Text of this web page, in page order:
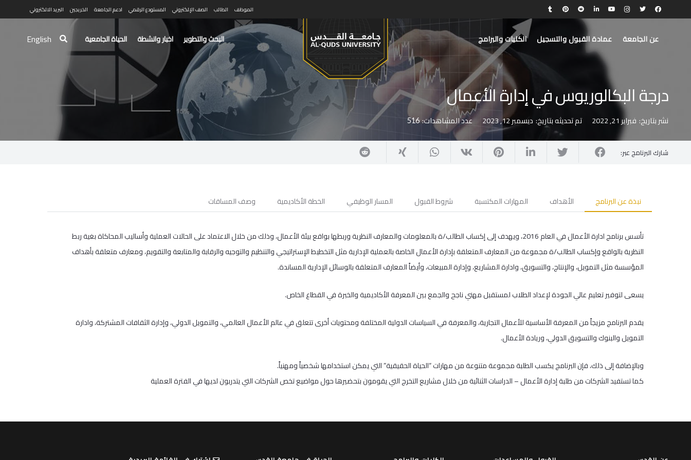
الموظف الطالب الصف الإلكتروني المستودع الرقمي ادعم الجامعة الخريجين البريد الالكتروني
عن الجامعة عمادة القبول والتسجيل الكليات والبرامج البحث والتطوير اخبار وانشطة الحياة الجامعية English
درجة البكالوريوس في إدارة الأعمال
نشر بتاريخ: فبراير 21, 2022 تم تحديثه بتاريخ: ديسمبر 12, 2023 عدد المشاهدات: 516
شارك البرنامج عبر:
نبذة عن البرنامج الأهداف المهارات المكتسبة شروط القبول المسار الوظيفي الخطة الأكاديمية وصف المساقات
تأسس برنامج ادارة الأعمال في العام 2016، ويهدف إلى إكساب الطالب/ة بالمعلومات والمعارف النظرية وربطها بواقع بيئة الأعمال، وذلك من خلال الاعتماد على الحالات العملية وأساليب المحاكاة بغية ربط
النظرية بالواقع وإكساب الطالب/ة مجموعة من المعارف المتعلقة بإدارة الأعمال الخاصة بالعملية الإدارية مثل التخطيط الإستراتيجي والتنظيم والتوجيه والرقابة والمتابعة والتقويم، ومعارف متعلقة بأهداف
المؤسسة مثل التمويل، والإنتاج، والتسويق، وادارة المشاريع، وإدارة المبيعات، وأيضاً المعارف المتعلقة بالوسائل الإدارية المساندة.
يسعى لتوفير تعليم عالي الجودة لإعداد الطلاب لمستقبل مهني ناجح والجمع بين المعرفة الأكاديمية والخبرة في القطاع الخاص.
يقدم البرنامج مزيجاً من المعرفة الأساسية للأعمال التجارية، والمعرفة في السياسات الدولية المختلفة ومحتويات أخرى تتعلق في عالم الأعمال العالمي، والتمويل الدولي، وإدارة الثقافات المشتركة، وادارة
التمويل والبنوك والتسويق الدولي، وريادة الأعمال.
وبالإضافة إلى ذلك، فإن البرنامج يكسب الطلبة مجموعة متنوعة من مهارات “الحياة الحقيقية” التي يمكن استخدامها شخصياً ومهنياً.
كما تستفيد الشركات من طلبة إدارة الأعمال – الدراسات الثنائية من خلال مشاريع التخرج التي يقومون بتحضيرها حول مواضيع تخص الشركات التي يتدربون لديها في الفترة العملية